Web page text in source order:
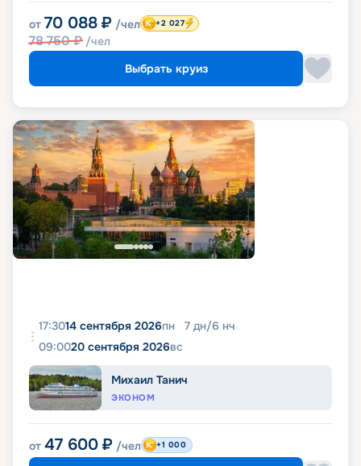
от 70 088 ₽ /чел
78 750₽ /чел
+2 027
Выбрать круиз
17:3014 сентября 2026пн 7 дн/6 нч
09:0020 сентября 2026вс
Михаил Танич
ЭКОНОМ
от 47 600 ₽ /чел +1 000